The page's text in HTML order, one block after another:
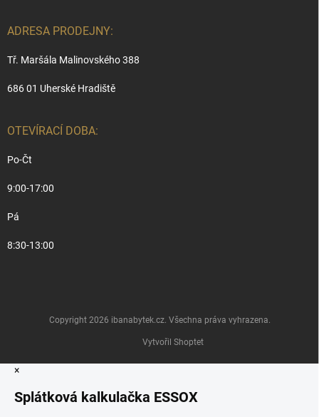
ADRESA PRODEJNY:
Tř. Maršála Malinovského 388
686 01 Uherské Hradiště
OTEVÍRACÍ DOBA:
Po-Čt
9:00-17:00
Pá
8:30-13:00
Vytvořil Shoptet
Copyright 2026 ibanabytek.cz. Všechna práva vyhrazena.
×
Splátková kalkulačka ESSOX